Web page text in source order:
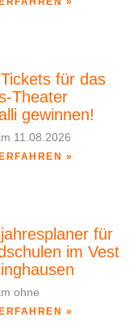
für das
Theater
gewinnen!
11.08.2026
»
für
im Vest
ohne
»